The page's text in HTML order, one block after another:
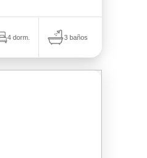
4 dorm. 3 baños